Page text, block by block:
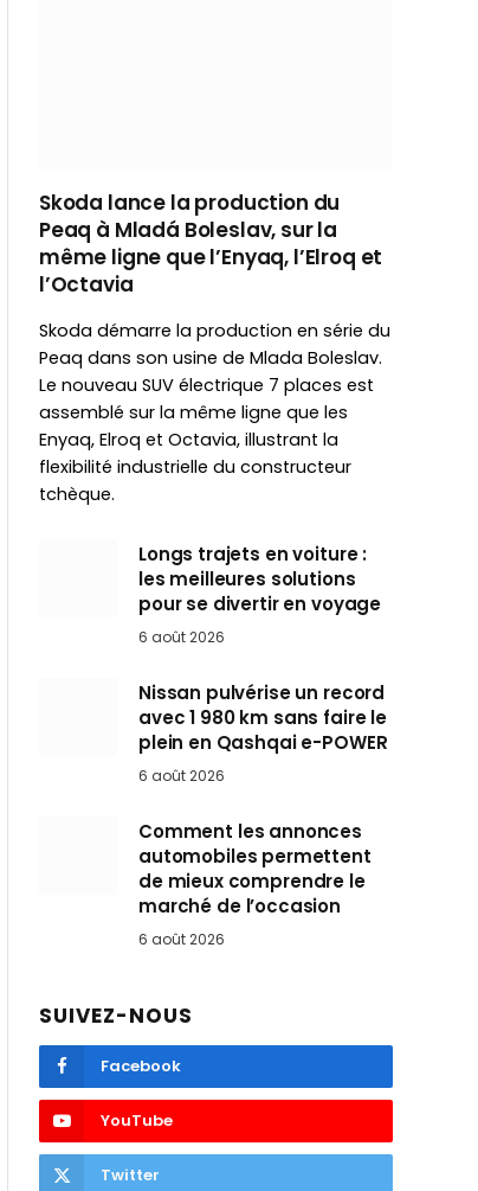
Skoda lance la production du
Peaq à Mladá Boleslav, sur la
même ligne que l’Enyaq, l’Elroq et
l’Octavia
Skoda démarre la production en série du
Peaq dans son usine de Mlada Boleslav.
Le nouveau SUV électrique 7 places est
assemblé sur la même ligne que les
Enyaq, Elroq et Octavia, illustrant la
flexibilité industrielle du constructeur
tchèque.
Longs trajets en voiture :
les meilleures solutions
pour se divertir en voyage
6 août 2026
Nissan pulvérise un record
avec 1 980 km sans faire le
plein en Qashqai e-POWER
6 août 2026
Comment les annonces
automobiles permettent
de mieux comprendre le
marché de l’occasion
6 août 2026
SUIVEZ-NOUS
Facebook
YouTube
Twitter